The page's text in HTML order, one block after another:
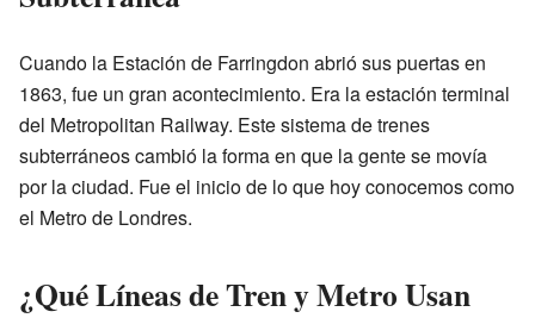
Cuando la Estación de Farringdon abrió sus puertas en
1863, fue un gran acontecimiento. Era la estación terminal
del Metropolitan Railway. Este sistema de trenes
subterráneos cambió la forma en que la gente se movía
por la ciudad. Fue el inicio de lo que hoy conocemos como
el Metro de Londres.
¿Qué Líneas de Tren y Metro Usan